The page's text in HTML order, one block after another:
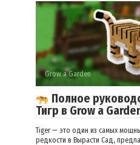
Grow a Garden
Полное
Тигр в Grow a
Tiger — это один из самых
редкости в Вырасти Сад,